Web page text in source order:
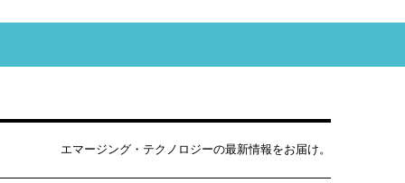
エマージング・テクノロジーの最新情報をお届け。